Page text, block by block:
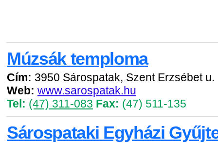
Múzsák temploma
Cím: 3950 Sárospatak, Szent Erzsébet u.
Web: www.sarospatak.hu
Tel: (47) 311-083 Fax: (47) 511-135
Sárospataki Egyházi